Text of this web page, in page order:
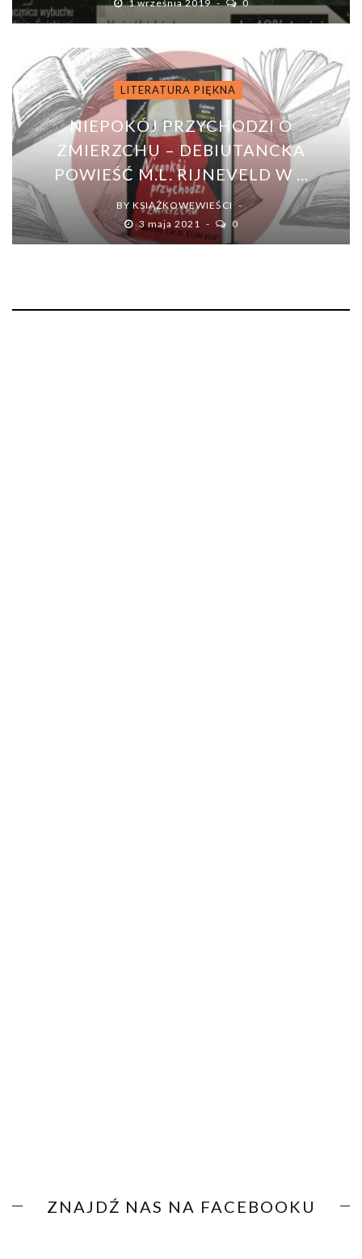
1 września 2019 0
LITERATURA PIĘKNA
NIEPOKÓJ PRZYCHODZI O
ZMIERZCHU – DEBIUTANCKA
POWIEŚĆ M.L. RIJNEVELD W ...
BY KSIĄŻKOWEWIEŚCI
3 maja 2021
0
ZNAJDŹ NAS NA FACEBOOKU